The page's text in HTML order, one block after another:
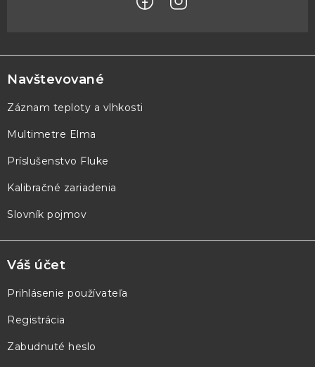
á
p
ä
e
Navštevované
Záznam teploty a vlhkosti
Multimetre Elma
Príslušenstvo Fluke
Kalibračné zariadenia
Slovník pojmov
Váš účet
Prihlásenie používateľa
Registrácia
Zabudnuté heslo